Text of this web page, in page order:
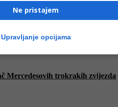
koga će sponzorisati
još goriva ostalo “na rezervi”?
Mercedesovih trokrakih zvijezda
Ne pristajem
Upravljanje opcijama